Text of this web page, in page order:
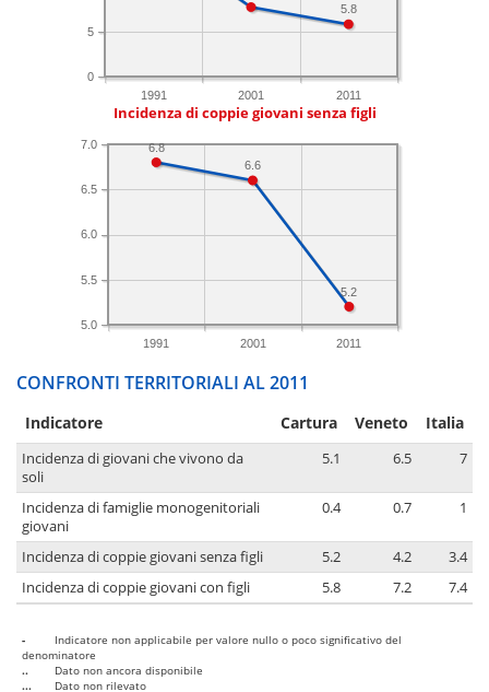
1991 2001 2011
0
5
5.8
Incidenza di coppie giovani senza figli
1991 2001 2011
5.0
5.5
6.0
6.5
7.0
5.2
6.6
6.8
CONFRONTI TERRITORIALI AL 2011
Indicatore Cartura Veneto Italia
Incidenza di giovani che vivono da
soli
5.1 6.5 7
Incidenza di famiglie monogenitoriali
giovani
0.4 0.7 1
Incidenza di coppie giovani senza figli 5.2 4.2
3.4
Incidenza di coppie giovani con figli
5.8 7.2 7.4
-
Indicatore non applicabile per valore nullo o poco significativo del
denominatore
..
Dato non ancora disponibile
...
Dato non rilevato